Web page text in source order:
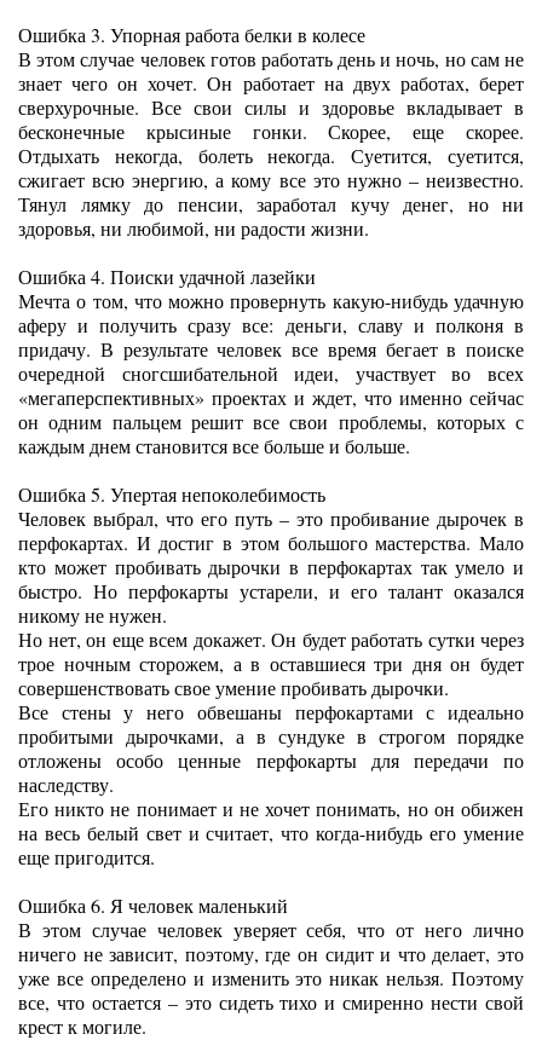
Ошибка 3. Упорная работа белки в колесе
В этом случае человек готов работать день и ночь, но сам не
знает чего он хочет. Он работает на двух работах, берет
сверхурочные. Все свои силы и здоровье вкладывает в
бесконечные крысиные гонки. Скорее, еще скорее.
Отдыхать некогда, болеть некогда. Суетится, суетится,
сжигает всю энергию, а кому все это нужно – неизвестно.
Тянул лямку до пенсии, заработал кучу денег, но ни
здоровья, ни любимой, ни радости жизни.
Ошибка 4. Поиски удачной лазейки
Мечта о том, что можно провернуть какую-нибудь удачную
аферу и получить сразу все: деньги, славу и полконя в
придачу. В результате человек все время бегает в поиске
очередной сногсшибательной идеи, участвует во всех
«мегаперспективных» проектах и ждет, что именно сейчас
он одним пальцем решит все свои проблемы, которых с
каждым днем становится все больше и больше.
Ошибка 5. Упертая непоколебимость
Человек выбрал, что его путь – это пробивание дырочек в
перфокартах. И достиг в этом большого мастерства. Мало
кто может пробивать дырочки в перфокартах так умело и
быстро. Но перфокарты устарели, и его талант оказался
никому не нужен.
Но нет, он еще всем докажет. Он будет работать сутки через
трое ночным сторожем, а в оставшиеся три дня он будет
совершенствовать свое умение пробивать дырочки.
Все стены у него обвешаны перфокартами с идеально
пробитыми дырочками, а в сундуке в строгом порядке
отложены особо ценные перфокарты для передачи по
наследству.
Его никто не понимает и не хочет понимать, но он обижен
на весь белый свет и считает, что когда-нибудь его умение
еще пригодится.
Ошибка 6. Я человек маленький
В этом случае человек уверяет себя, что от него лично
ничего не зависит, поэтому, где он сидит и что делает, это
уже все определено и изменить это никак нельзя. Поэтому
все, что остается – это сидеть тихо и смиренно нести свой
крест к могиле.